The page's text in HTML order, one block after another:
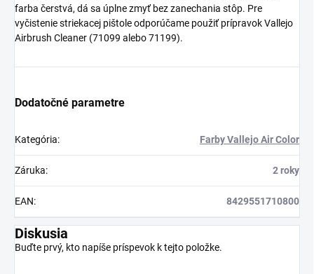
farba čerstvá, dá sa úplne zmyť bez zanechania stôp. Pre
vyčistenie striekacej pištole odporúčame použiť prípravok Vallejo
Airbrush Cleaner (71099 alebo 71199).
Dodatočné parametre
Kategória: Farby Vallejo Air Color
Záruka: 2 roky
EAN: 8429551710800
Diskusia
Buďte prvý, kto napíše príspevok k tejto položke.